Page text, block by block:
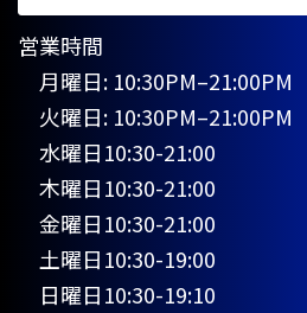
営業時間
月曜日: 10:30PM–21:00PM
火曜日: 10:30PM–21:00PM
水曜日10:30-21:00
木曜日10:30-21:00
金曜日10:30-21:00
土曜日10:30-19:00
日曜日10:30-19:10